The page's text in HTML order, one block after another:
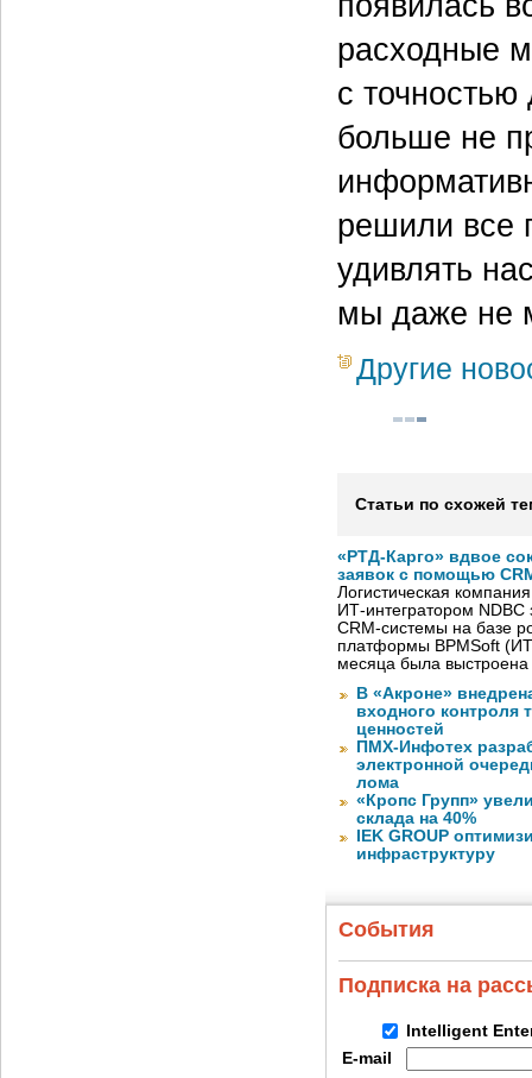
расходные
с точностью
больше не
решили все
удивлять
мы даже не
Другие
Статьи по схожей
«РТД-Карго» вдвое
заявок с помощью
Логистическая
ИТ-интегратором
CRM-системы на базе
платформы BPMSoft
месяца была
В «Акроне»
входного контроля
ценностей
ПМХ-Инфотех
электронной
лома
«Кропс Групп»
склада на 40%
IEK GROUP
инфраструктуру
События
Подписка на
Intelligent
E-mail